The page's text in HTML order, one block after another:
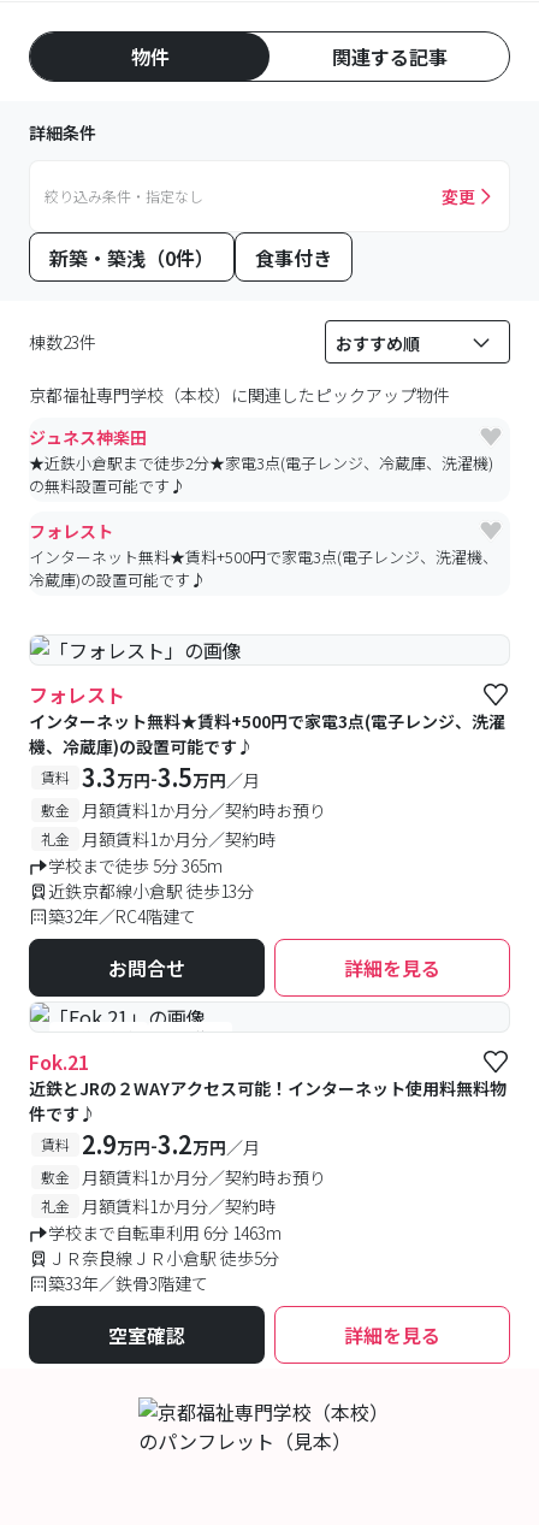
物件 関連する記事
詳細条件
絞り込み条件・指定なし 変更
新築・築浅（0件） 食事付き
棟数23件
京都福祉専門学校（本校） に関連したピックアップ物件
ジュネス神楽田
★近鉄小倉駅まで徒歩2分★家電3点(電子レンジ、冷蔵庫、洗濯機)
の無料設置可能です♪
フォレスト
インターネット無料★賃料+500円で家電3点(電子レンジ、洗濯機、
冷蔵庫)の設置可能です♪
フォレスト
インターネット無料★賃料+500円で家電3点(電子レンジ、洗濯
機、冷蔵庫)の設置可能です♪
賃料 3.3万円-3.5万円／月
敷金 月額賃料1か月分／契約時お預り
礼金
月額賃料1か月分／契約時
学校まで徒歩 5分 365m
近鉄京都線小倉駅 徒歩13分
築32年／RC4階建て
お問合せ 詳細を見る
#予約受付中 #空室待ち
Fok.21
近鉄とJRの２WAYアクセス可能！インターネット使用料無料物
件です♪
賃料 2.9万円-3.2万円／月
敷金 月額賃料1か月分／契約時お預り
礼金
月額賃料1か月分／契約時
学校まで自転車利用 6分 1463m
ＪＲ奈良線ＪＲ小倉駅 徒歩5分
築33年／鉄骨3階建て
空室確認 詳細を見る